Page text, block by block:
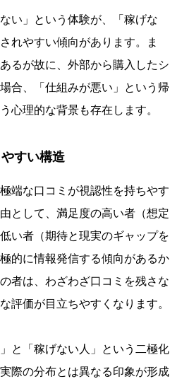
い」という体験が、「稼げな
れやすい傾向があります。ま
るが故に、外部から購入したシ
合、「仕組みが悪い」という帰
心理的な背景も存在します。
すい構造
端な口コミが視認性を持ちやす
として、満足度の高い者（想定
い者（期待と現実のギャップを
的に情報発信する傾向があるか
者は、わざわざ口コミを残さな
評価が目立ちやすくなります。
と「稼げない人」という二極化
際の分布とは異なる印象が形成